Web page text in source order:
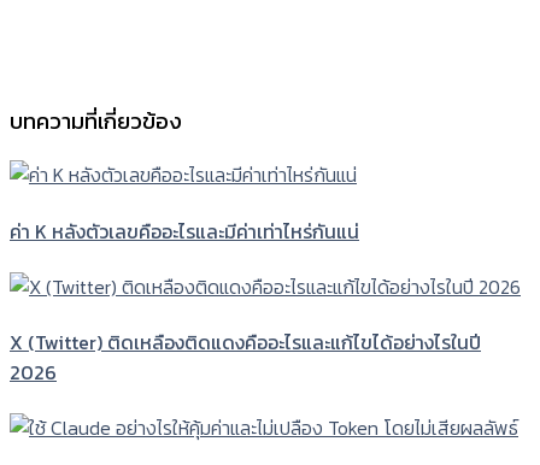
บทความที่เกี่ยวข้อง
ค่า K หลังตัวเลขคืออะไรและมีค่าเท่าไหร่กันแน่
X (Twitter) ติดเหลืองติดแดงคืออะไรและแก้ไขได้อย่างไรในปี
2026